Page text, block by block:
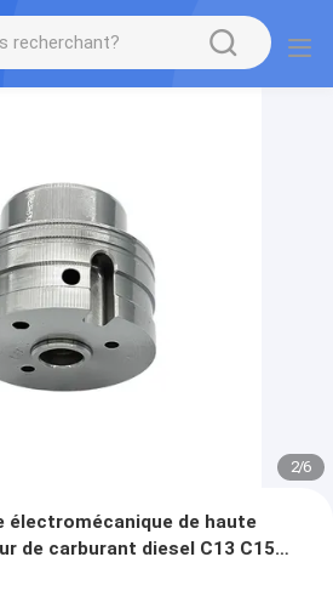
2/6
électromécanique de haute
de carburant diesel C13 C15